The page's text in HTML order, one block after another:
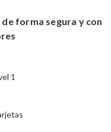
de forma segura y con
1